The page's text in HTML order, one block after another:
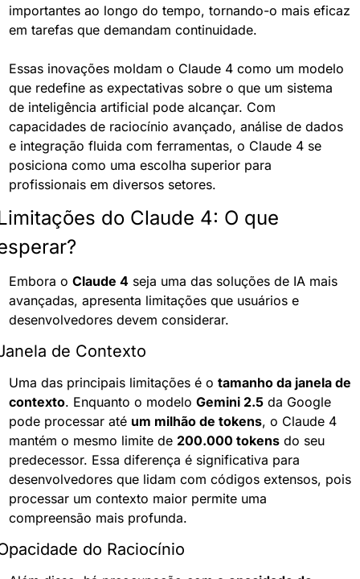
importantes ao longo do tempo, tornando-o mais eficaz
em tarefas que demandam continuidade.
Essas inovações moldam o Claude 4 como um modelo
que redefine as expectativas sobre o que um sistema
de inteligência artificial pode alcançar. Com
capacidades de raciocínio avançado, análise de dados
e integração fluida com ferramentas, o Claude 4 se
posiciona como uma escolha superior para
profissionais em diversos setores.
do Claude 4: O que
Embora o Claude 4 seja uma das soluções de IA mais
avançadas, apresenta limitações que usuários e
desenvolvedores devem considerar.
de Contexto
Uma das principais limitações é o tamanho da janela de
contexto. Enquanto o modelo Gemini 2.5 da Google
pode processar até um milhão de tokens, o Claude 4
mantém o mesmo limite de 200.000 tokens do seu
predecessor. Essa diferença é significativa para
desenvolvedores que lidam com códigos extensos, pois
processar um contexto maior permite uma
compreensão mais profunda.
do Raciocínio